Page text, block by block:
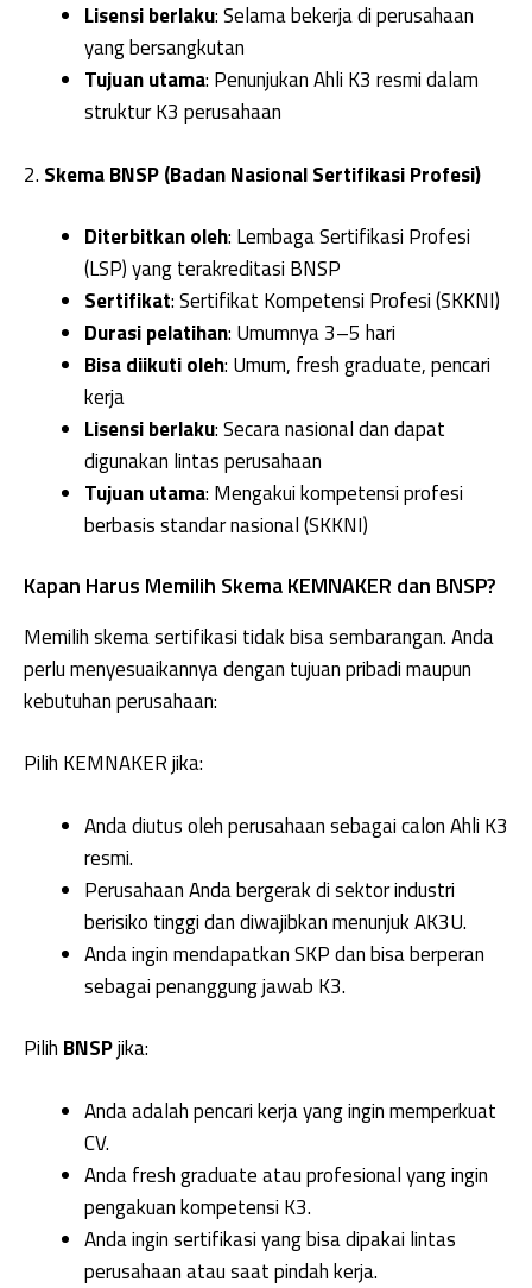
Lisensi berlaku: Selama bekerja di perusahaan
yang bersangkutan
Tujuan utama: Penunjukan Ahli K3 resmi dalam
struktur K3 perusahaan
2. Skema BNSP (Badan Nasional Sertifikasi Profesi)
Diterbitkan oleh: Lembaga Sertifikasi Profesi
(LSP) yang terakreditasi BNSP
Sertifikat: Sertifikat Kompetensi Profesi (SKKNI)
Durasi pelatihan: Umumnya 3–5 hari
Bisa diikuti oleh: Umum, fresh graduate, pencari
kerja
Lisensi berlaku: Secara nasional dan dapat
digunakan lintas perusahaan
Tujuan utama: Mengakui kompetensi profesi
berbasis standar nasional (SKKNI)
Kapan Harus Memilih Skema KEMNAKER dan BNSP?
Memilih skema sertifikasi tidak bisa sembarangan. Anda
perlu menyesuaikannya dengan tujuan pribadi maupun
kebutuhan perusahaan:
Pilih KEMNAKER jika:
Anda diutus oleh perusahaan sebagai calon Ahli K3
resmi.
Perusahaan Anda bergerak di sektor industri
berisiko tinggi dan diwajibkan menunjuk AK3U.
Anda ingin mendapatkan SKP dan bisa berperan
sebagai penanggung jawab K3.
Pilih BNSPjika:
Anda adalah pencari kerja yang ingin memperkuat
CV.
Anda fresh graduate atau profesional yang ingin
pengakuan kompetensi K3.
Anda ingin sertifikasi yang bisa dipakai lintas
perusahaan atau saat pindah kerja.